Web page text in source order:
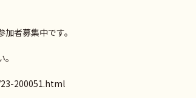
者募集中です。
200051.html